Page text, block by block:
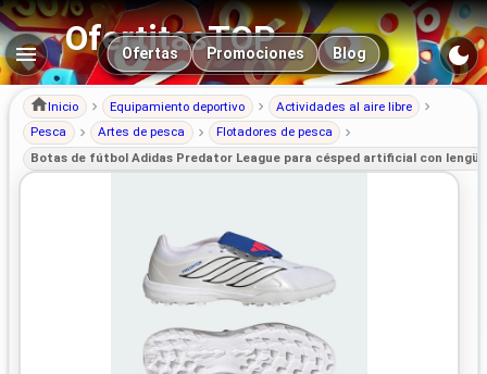
OfertitasTOP
Navegación principal
Ofertas Promociones Blog
Inicio Equipamiento deportivo
Actividades al aire libre
Pesca
Artes de pesca
Flotadores de pesca
Botas de fútbol Adidas Predator League para césped artificial con